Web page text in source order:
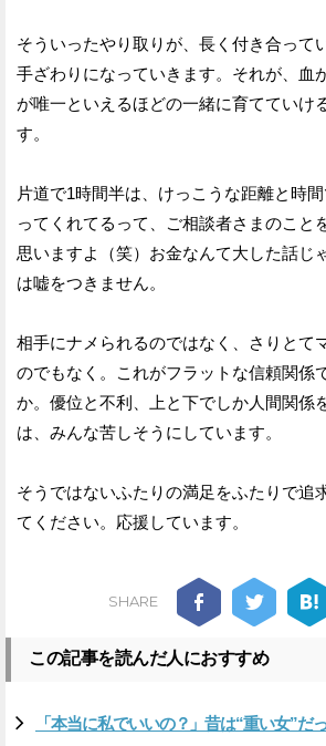
そういったやり取りが、長く付き合って
手ざわりになっていきます。それが、血
が唯一といえるほどの一緒に育てていけ
す。
片道で1時間半は、けっこうな距離と時
ってくれてるって、ご相談者さまのこと
思いますよ（笑）お金なんて大した話じ
は嘘をつきません。
相手にナメられるのではなく、さりとて
のでもなく。これがフラットな信頼関係
か。優位と不利、上と下でしか人間関係
は、みんな苦しそうにしています。
そうではないふたりの満足をふたりで追
てください。応援しています。
SHARE
この記事を読んだ人におすすめ
「本当に私でいいの？」昔は“重い女”だ